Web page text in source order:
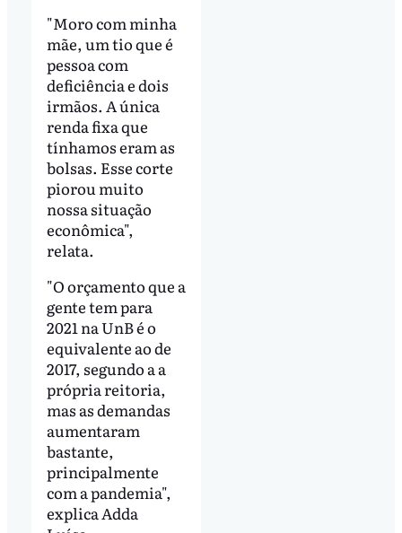
"Moro com minha
mãe, um tio que é
pessoa com
deficiência e dois
irmãos. A única
renda fixa que
tínhamos eram as
bolsas. Esse corte
piorou muito
nossa situação
econômica",
relata.
"O orçamento que a
gente tem para
2021 na UnB é o
equivalente ao de
2017, segundo a a
própria reitoria,
mas as demandas
aumentaram
bastante,
principalmente
com a pandemia",
explica Adda